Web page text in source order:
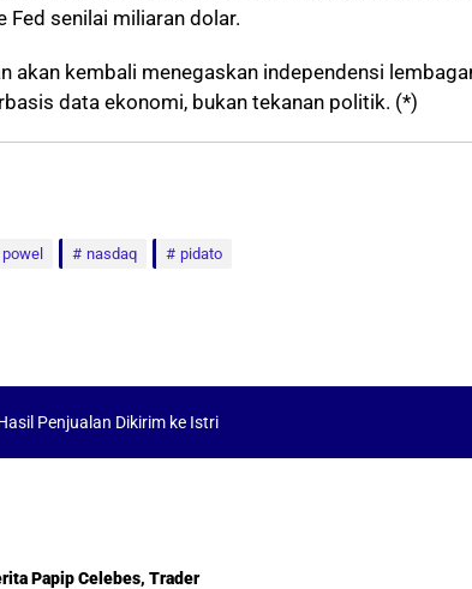
Fed senilai miliaran dolar.
akan kembali menegaskan independensi
data ekonomi, bukan tekanan politik. (*)
nasdaq pidato
Penjualan Dikirim ke Istri
Papip Celebes, Trader